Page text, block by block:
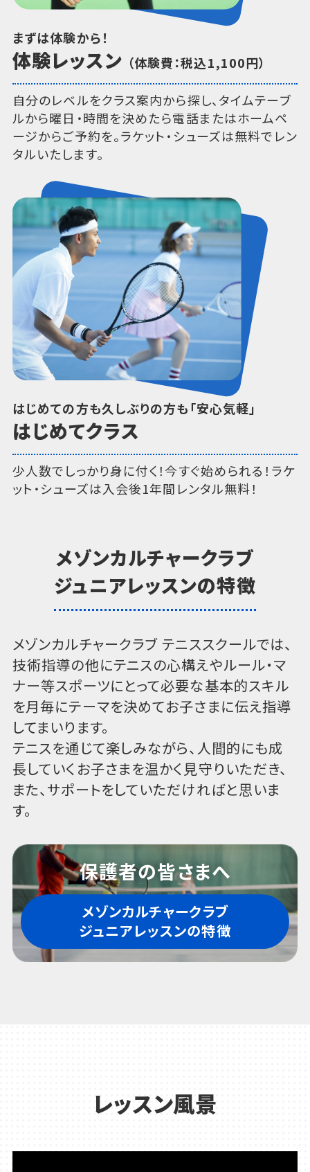
まずは体験から！
体験レッスン （体験費：税込1,100円）
自分のレベルをクラス案内から探し、タイムテーブ
ルから曜日・時間を決めたら電話またはホームペ
ージからご予約を。ラケット・シューズは無料でレン
タルいたします。
はじめての方も久しぶりの方も「安心気軽」
はじめてクラス
少人数でしっかり身に付く！今すぐ始められる！ラケ
ット・シューズは入会後1年間レンタル無料！
メゾンカルチャークラブ
ジュニアレッスンの特徴
メゾンカルチャークラブ テニススクールでは、
技術指導の他にテニスの心構えやルール・マ
ナー等スポーツにとって必要な基本的スキル
を月毎にテーマを決めてお子さまに伝え指導
してまいります。
テニスを通じて楽しみながら、人間的にも成
長していくお子さまを温かく見守りいただき、
また、サポートをしていただければと思いま
す。
保護者の皆さまへ
メゾンカルチャークラブ
ジュニアレッスンの特徴
レッスン風景